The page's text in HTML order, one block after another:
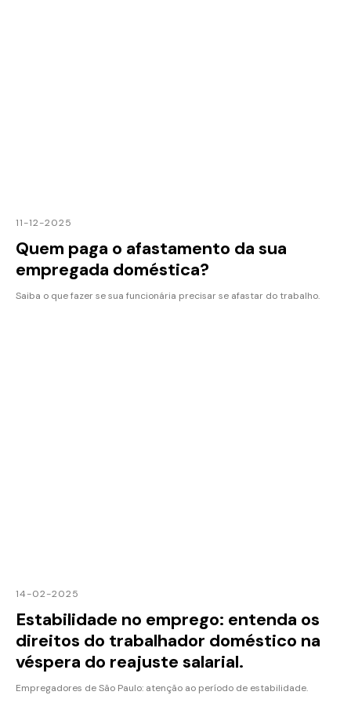
11-12-2025
Quem paga o afastamento da sua
empregada doméstica?
Saiba o que fazer se sua funcionária precisar se afastar do trabalho.
14-02-2025
Estabilidade no emprego: entenda os
direitos do trabalhador doméstico na
véspera do reajuste salarial.
Empregadores de São Paulo: atenção ao período de estabilidade.